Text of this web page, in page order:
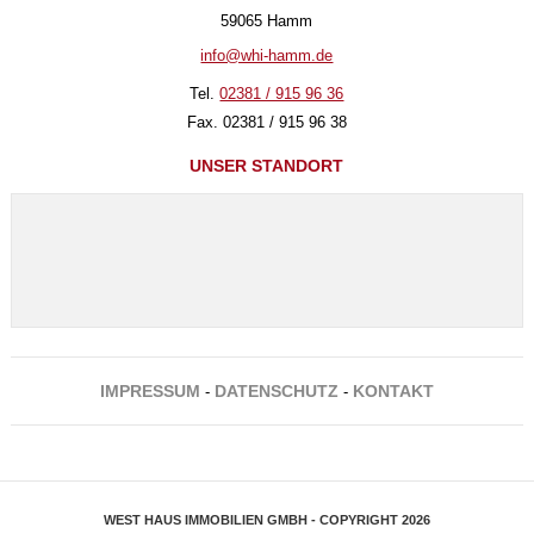
59065 Hamm
info@whi-hamm.de
Tel.02381 / 915 96 36
Fax. 02381 / 915 96 38
UNSER STANDORT
IMPRESSUM - DATENSCHUTZ - KONTAKT
WEST HAUS IMMOBILIEN GMBH - COPYRIGHT 2026